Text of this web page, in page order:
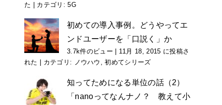
た | カテゴリ:5G
初めての導入事例。どうやってエ
ンドユーザーを「口説く」か
3.7k件のビュー | 11月 18, 2015 に投稿さ
れた | カテゴリ: ノウハウ ,初めてシリーズ
知ってためになる単位の話（2）
「nanoってなんナノ？ 教えて小